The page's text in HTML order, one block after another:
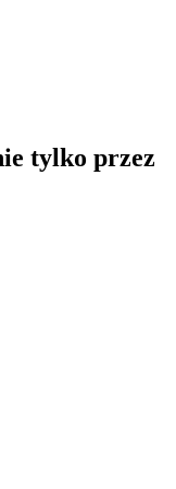
tylko przez